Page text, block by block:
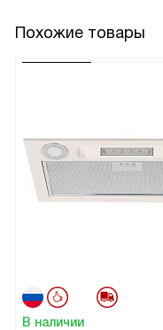
Похожие товары
В наличии